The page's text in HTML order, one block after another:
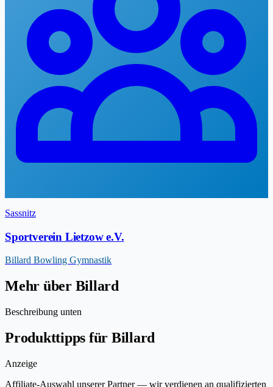
Sassnitz
Sportverein Lietzow e.V.
Billard Bowling Gymnastik
Mehr über Billard
Beschreibung unten
Produkttipps für Billard
Anzeige
Affiliate-Auswahl unserer Partner — wir verdienen an qualifizierten